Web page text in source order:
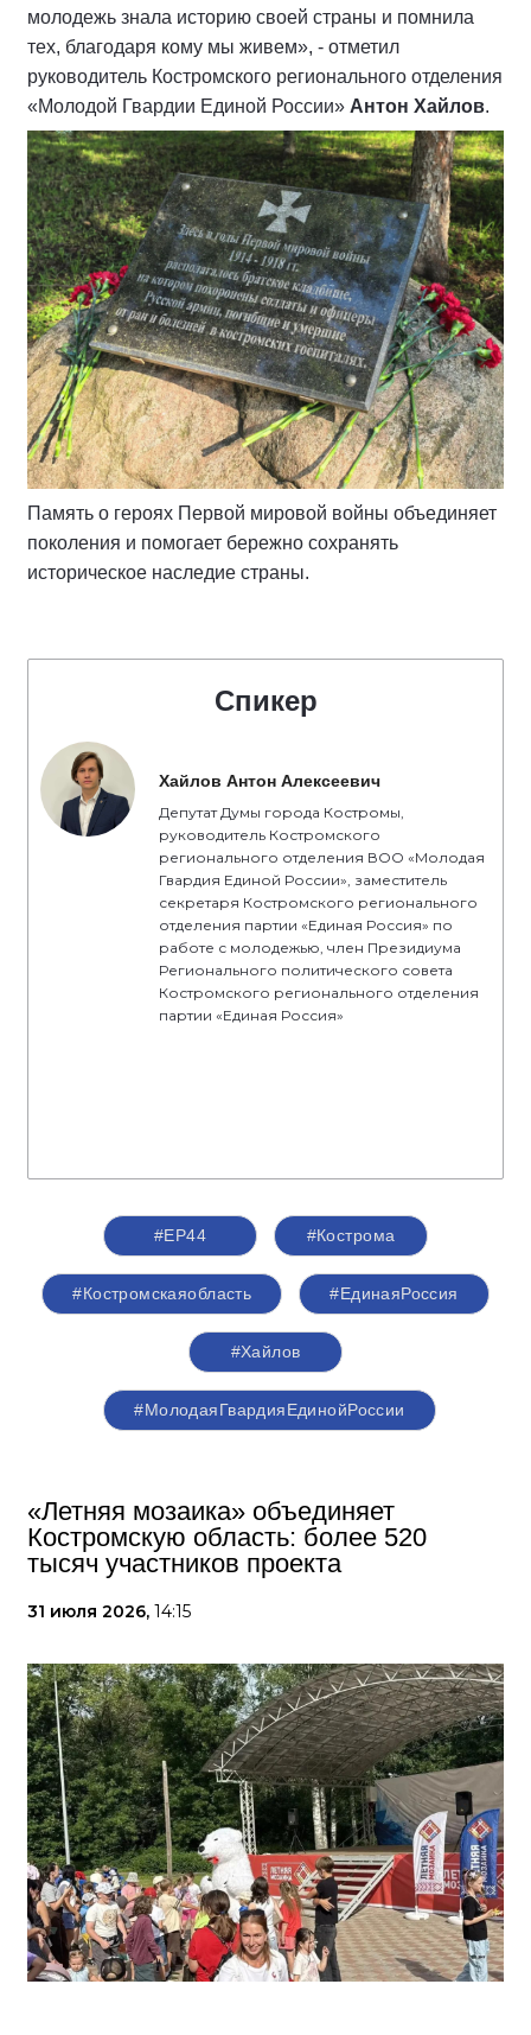
молодежь знала историю своей страны и помнила
тех, благодаря кому мы живем», - отметил
руководитель Костромского регионального отделения
«Молодой Гвардии Единой России» Антон Хайлов.
Память о героях Первой мировой войны объединяет
поколения и помогает бережно сохранять
историческое наследие страны.
Спикер
Хайлов Антон Алексеевич
Депутат Думы города Костромы,
руководитель Костромского
регионального отделения ВОО «Молодая
Гвардия Единой России», заместитель
секретаря Костромского регионального
отделения партии «Единая Россия» по
работе с молодежью, член Президиума
Регионального политического совета
Костромского регионального отделения
партии «Единая Россия»
#ЕР44 #Кострома
#Костромскаяобласть #‎ЕдинаяРоссия
#Хайлов
#МолодаяГвардияЕдинойРоссии
«Летняя мозаика» объединяет
Костромскую область: более 520
тысяч участников проекта
31 июля 2026, 14:15